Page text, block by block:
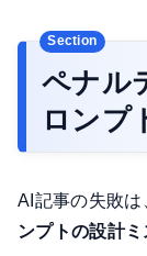
ペナル
ロンプ
AI記事の失敗は
ンプトの設計ミ